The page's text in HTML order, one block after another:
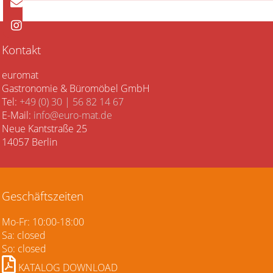
Kontakt
euromat
Gastronomie & Büromöbel GmbH
Tel: +49 (0) 30 | 56 82 14 67
E-Mail: info@euro-mat.de
Neue Kantstraße 25
14057 Berlin
Geschäftszeiten
Mo-Fr: 10:00-18:00
Sa: closed
So: closed
KATALOG DOWNLOAD